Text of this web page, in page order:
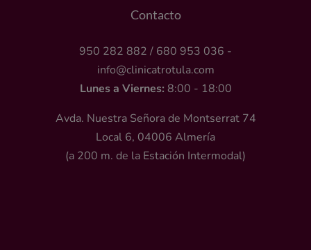
Contacto
950 282 882 / 680 953 036 -
info@clinicatrotula.com
Lunes a Viernes: 8:00 - 18:00
Avda. Nuestra Señora de Montserrat 74
Local 6, 04006 Almería
(a 200 m. de la Estación Intermodal)